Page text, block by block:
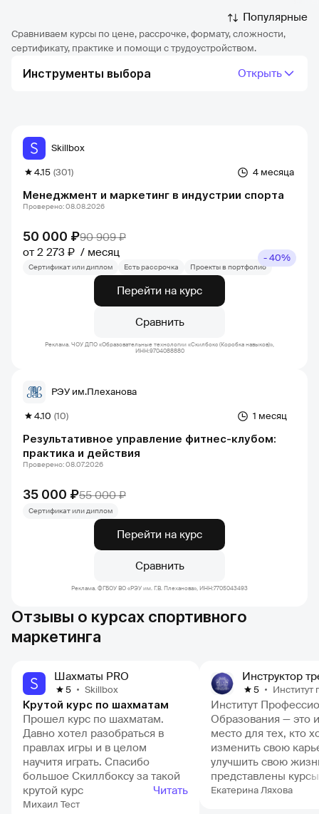
Популярные
Сравниваем курсы по цене, рассрочке, формату, сложности,
сертификату, практике и помощи с трудоустройством.
Инструменты выбора Открыть
Менеджмент и маркетинг в индустрии спорта
4 месяца
4.15 (301)
Skillbox
50 000 ₽90 909 ₽
от 2 273 ₽
месяц
Проверено: 08.08.2026
Сертификат или диплом Есть рассрочка Проекты в портфолио
- 40%
Перейти на курс
Сравнить
Реклама. ЧОУ ДПО «Образовательные технологии «Скилбокс (Коробка навыков)»,
ИНН:9704088880
Результативное управление фитнес-клубом:
практика и действия
1 месяц
4.10 (10)
РЭУ им.Плеханова
35 000 ₽55 000 ₽
Проверено: 08.07.2026
Сертификат или диплом
Перейти на курс
Сравнить
Реклама. ФГБОУ ВО «РЭУ им. Г.В. Плеханова», ИНН:7705043493
Отзывы о курсах спортивного
маркетинга
Шахматы PRO
5 Skillbox
Михаил Тест
Крутой курс по шахматам
Прошел курс по шахматам.
Давно хотел разобраться в
правлах игры и в целом
научитя играть. Спасибо
большое Скиллбоксу за такой
крутой курс
Читать
5 Институт
Екатерина Ляхова
Институт
Образования — это
место для тех, кто
изменить свою
улучшить свою
представлены
качества, а